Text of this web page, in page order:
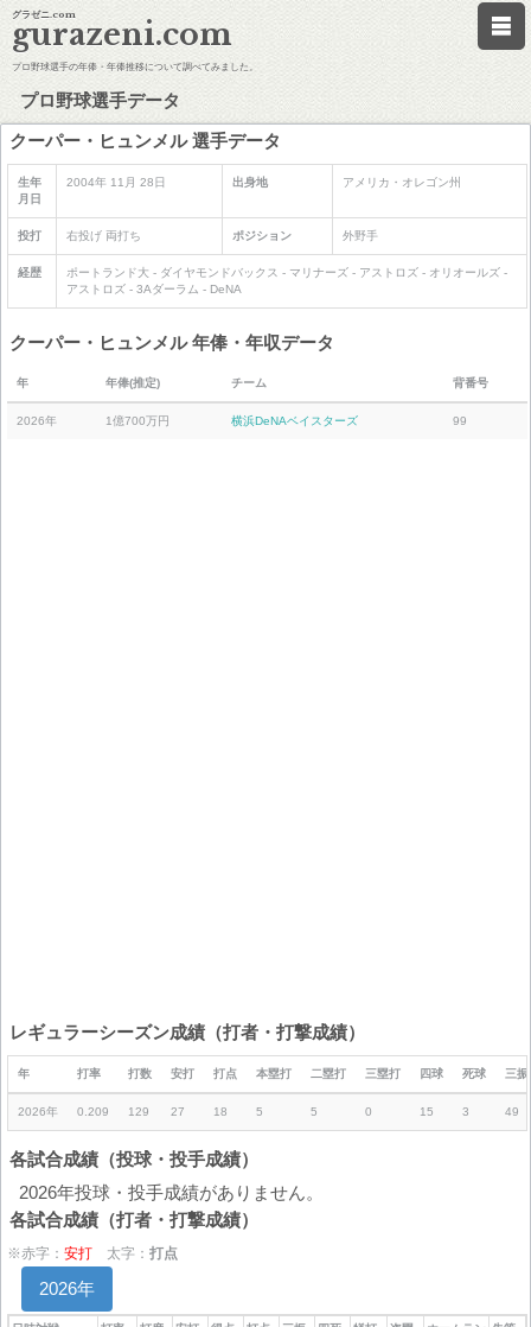
グラゼニ.com
gurazeni.com
プロ野球選手の年俸・年俸推移について調べてみました。
プロ野球選手データ
クーパー・ヒュンメル 選手データ
生年
月日
2004年 11月 28日 出身地 アメリカ・オレゴン州
投打 右投げ 両打ち ポジション 外野手
経歴
ポートランド大 - ダイヤモンドバックス - マリナーズ - アストロズ - オリオールズ -
アストロズ - 3Aダーラム - DeNA
クーパー・ヒュンメル 年俸・年収データ
年 年俸(推定) チーム 背番号
2026年 1億700万円 横浜DeNAベイスターズ 99
レギュラーシーズン成績（打者・打撃成績）
年 打率 打数 安打 打点 本塁打 二塁打 三塁打 四球 死球 三振
2026年 0.209 129 27 18 5 5 0 15 3 49
各試合成績（投球・投手成績）
2026年投球・投手成績がありません。
各試合成績（打者・打撃成績）
※赤字： 安打 太字： 打点
2026年